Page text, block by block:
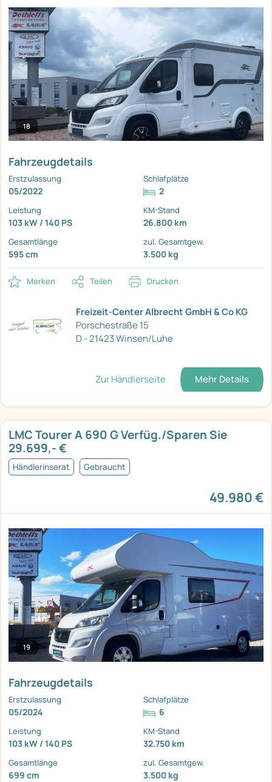
18
Fahrzeugdetails
Erstzulassung
05/2022
Schlafplätze
2
Leistung
103 kW / 140 PS
KM-Stand
26.800 km
Gesamtlänge
595 cm
zul. Gesamtgew.
3.500 kg
Merken Teilen Drucken
Freizeit-Center Albrecht GmbH & Co KG
Porschestraße 15
D - 21423 Winsen/Luhe
Zur Händlerseite Mehr Details
LMC Tourer A 690 G Verfüg./Sparen Sie
29.699,- €
Händlerinserat Gebraucht
49.980 €
19
Fahrzeugdetails
Erstzulassung
05/2024
Schlafplätze
6
Leistung
103 kW / 140 PS
KM-Stand
32.750 km
Gesamtlänge
699 cm
zul. Gesamtgew.
3.500 kg